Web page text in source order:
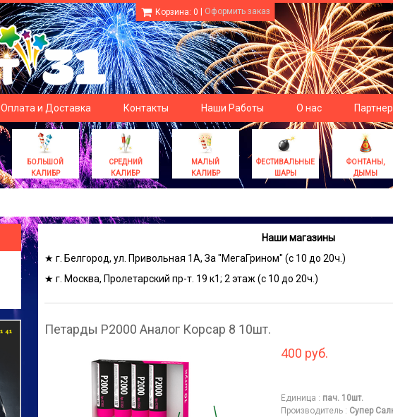
Корзина: 0 Оформить заказ
Оплата и Доставка Контакты Наши Работы О нас
БОЛЬШОЙ
КАЛИБР
СРЕДНИЙ
КАЛИБР
МАЛЫЙ
КАЛИБР
ФЕСТИВАЛЬНЫЕ
ШАРЫ
ФОНТАНЫ,
ДЫМЫ
Наши магазины
★ г. Белгород, ул. Привольная 1А, За "МегаГрином" (с 10 до 20ч.)
★ г. Москва, Пролетарский пр-т. 19 к1; 2 этаж (с 10 до 20ч.)
Петарды P2000 Аналог Корсар 8 10шт.
400 руб.
Единица : пач. 10шт.
Производитель: Супер